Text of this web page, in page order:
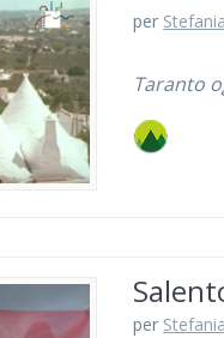
per
Taranto
per